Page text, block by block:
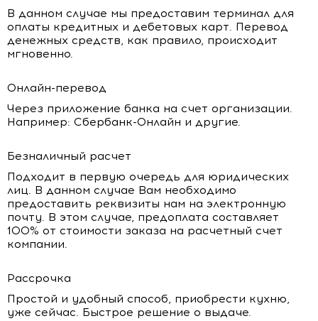
В данном случае мы предоставим терминал для
оплаты кредитных и дебетовых карт. Перевод
денежных средств, как правило, происходит
мгновенно.
Онлайн-перевод
Через приложение банка на счет организации.
Например: Сбербанк-Онлайн и другие.
Безналичный расчет
Подходит в первую очередь для юридических
лиц. В данном случае Вам необходимо
предоставить реквизиты нам на электронную
почту. В этом случае, предоплата составляет
100% от стоимости заказа на расчетный счет
компании.
Рассрочка
Простой и удобный способ, приобрести кухню,
уже сейчас. Быстрое решение о выдаче.